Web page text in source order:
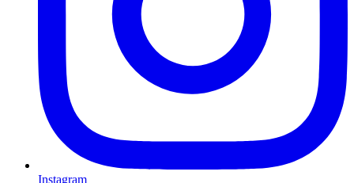
Instagram